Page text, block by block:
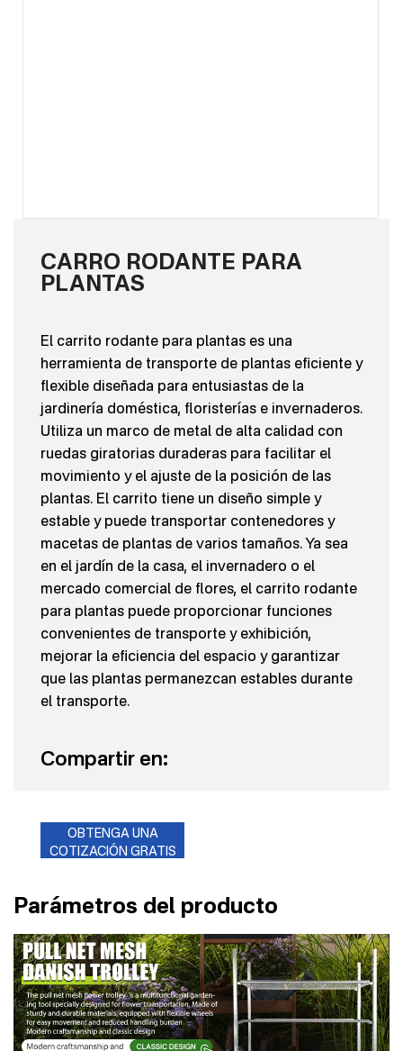
CARRO RODANTE PARA
PLANTAS
El carrito rodante para plantas es una
herramienta de transporte de plantas eficiente y
flexible diseñada para entusiastas de la
jardinería doméstica, floristerías e invernaderos.
Utiliza un marco de metal de alta calidad con
ruedas giratorias duraderas para facilitar el
movimiento y el ajuste de la posición de las
plantas. El carrito tiene un diseño simple y
estable y puede transportar contenedores y
macetas de plantas de varios tamaños. Ya sea
en el jardín de la casa, el invernadero o el
mercado comercial de flores, el carrito rodante
para plantas puede proporcionar funciones
convenientes de transporte y exhibición,
mejorar la eficiencia del espacio y garantizar
que las plantas permanezcan estables durante
el transporte.
Compartir en:
OBTENGA UNA
COTIZACIÓN GRATIS
Parámetros del producto